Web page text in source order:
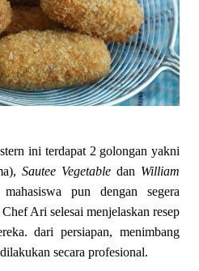
ini terdapat 2 golongan yakni
Sautee Vegetable dan William
pun dengan segera
Ari selesai menjelaskan resep
dari persiapan, menimbang
secara profesional.